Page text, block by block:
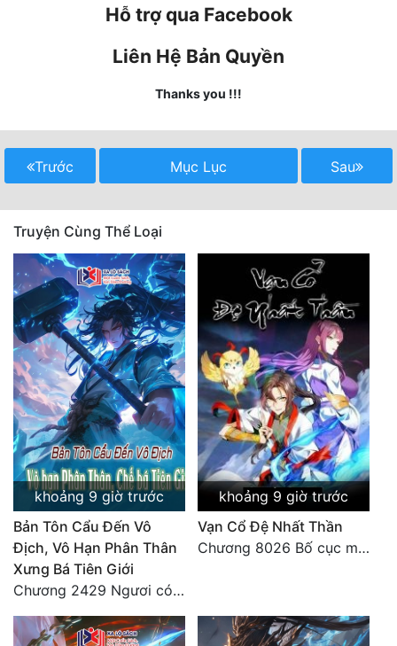
Phong Thủy - Tâm Linh
Phương Tây
Quan Trường
Quân Sự
Sảng Văn
Sắc
Sủng
Thanh Xuân
Tiên Hiệp
Tiểu Thuyết
Trinh Thám
Triều Đấu
Trùng Sinh
Trọng Sinh
Hỗ trợ qua Facebook
Liên Hệ Bản Quyền
Thanks you !!!
Trước Mục Lục Sau
Truyện Cùng Thể Loại
khoảng 9 giờ trước
Bản Tôn Cẩu Đến Vô
Địch, Vô Hạn Phân Thân
Xưng Bá Tiên Giới
Chương 2429 Ngươi có tuệ nhãn? Ta có...
khoảng 9 giờ trước
Vạn Cổ Đệ Nhất Thần
Chương 8026 Bố cục mới